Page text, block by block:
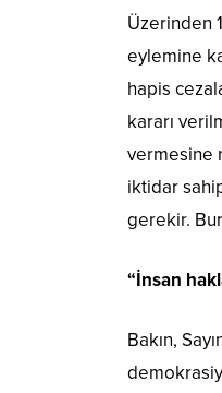
Üzerinden
eylemine
hapis
kararı
vermesine
iktidar
gerekir.
“İnsan
Bakın,